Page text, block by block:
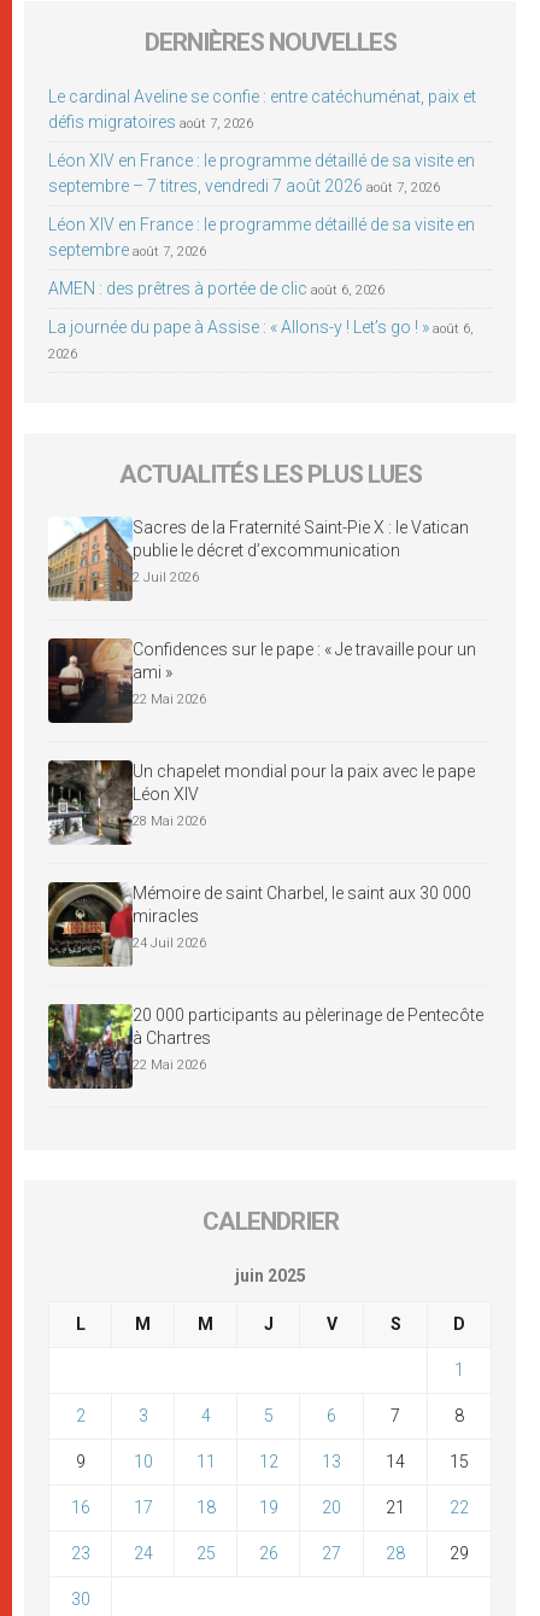
DERNIÈRES NOUVELLES
Le cardinal Aveline se confie : entre catéchuménat, paix et
défis migratoires août 7, 2026
Léon XIV en France : le programme détaillé de sa visite en
septembre – 7 titres, vendredi 7 août 2026 août 7, 2026
Léon XIV en France : le programme détaillé de sa visite en
septembre août 7, 2026
AMEN : des prêtres à portée de clic août 6, 2026
La journée du pape à Assise : « Allons-y ! Let’s go ! » août 6,
2026
ACTUALITÉS LES PLUS LUES
Sacres de la Fraternité Saint-Pie X : le Vatican
publie le décret d’excommunication
2 Juil 2026
Confidences sur le pape : « Je travaille pour un
ami »
22 Mai 2026
Un chapelet mondial pour la paix avec le pape
Léon XIV
28 Mai 2026
Mémoire de saint Charbel, le saint aux 30 000
miracles
24 Juil 2026
20 000 participants au pèlerinage de Pentecôte
à Chartres
22 Mai 2026
CALENDRIER
juin 2025
L M M J V S D
1
2 3 4 5 6 7 8
9 10 11 12 13 14 15
16 17 18 19 20 21 22
23 24 25 26 27 28 29
30